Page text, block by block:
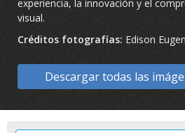
experiencia, la innovación y el
visual.
Créditos fotografías: Edison
Descargar todas las